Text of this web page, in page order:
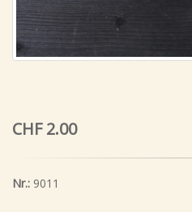
CHF 2.00
Nr.: 9011